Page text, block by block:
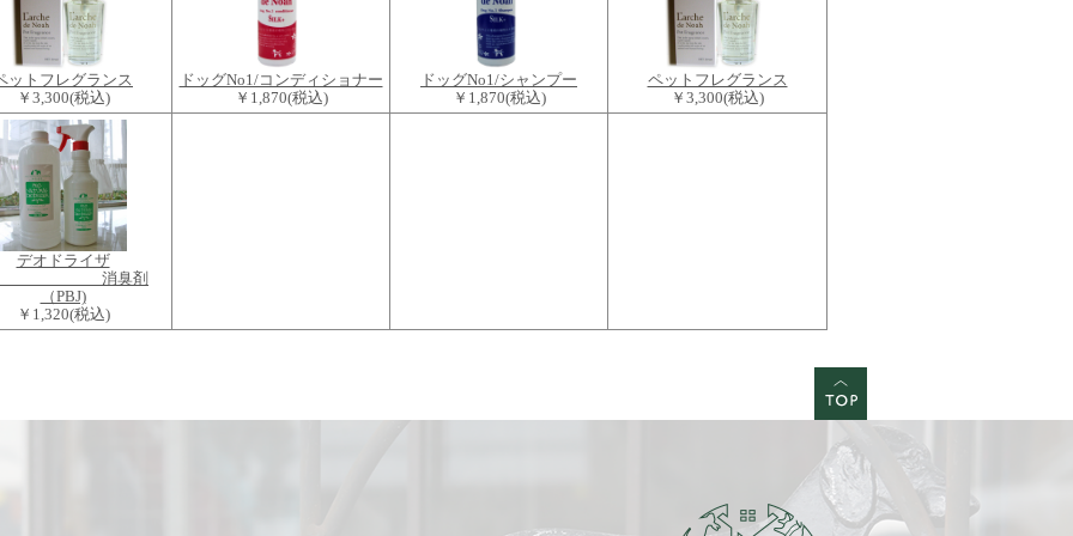
ットフレグランス
￥3,300(税込)
ドッグNo1/コンディショナー
￥1,870(税込)
ドッグNo1/シャンプー
￥1,870(税込)
ペットフレグランス
￥3,300(税込)
デオドライザ
消臭剤
（PBJ)
￥1,320(税込)